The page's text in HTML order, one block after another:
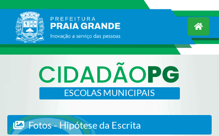
ESCOLAS MUNICIPAIS
Fotos - Hipótese da Escrita